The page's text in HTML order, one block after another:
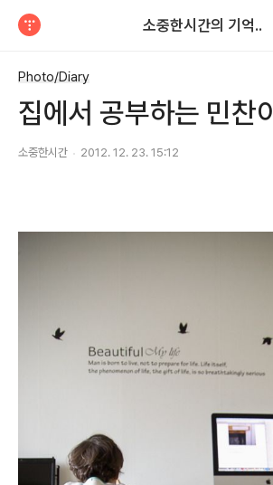
소중한시간의 기억..
Photo/Diary
집에서 공부하는 민찬이
소중한시간 2012. 12. 23. 15:12